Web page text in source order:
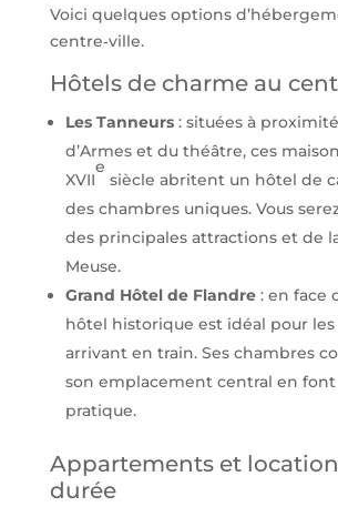
Voici quelques options
centre‑ville.
Hôtels de charme au
Les Tanneurs: situées à
d’Armes et du théâtre, ces
XVII
e
siècle abritent un hôtel de
des chambres uniques. Vous
des principales attractions et de
Meuse.
Grand Hôtel de Flandre: en face
hôtel historique est idéal pour
arrivant en train. Ses chambres
son emplacement central en
pratique.
Appartements et
durée